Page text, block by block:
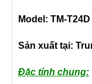
Model: TM-T24D
Sản xuất tại:
Đặc tính chung: